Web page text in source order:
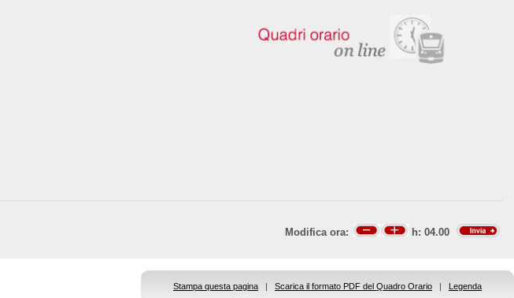
Modifica ora: h: 04.00
Stampa questa pagina | Scarica il formato PDF del Quadro Orario | Legenda